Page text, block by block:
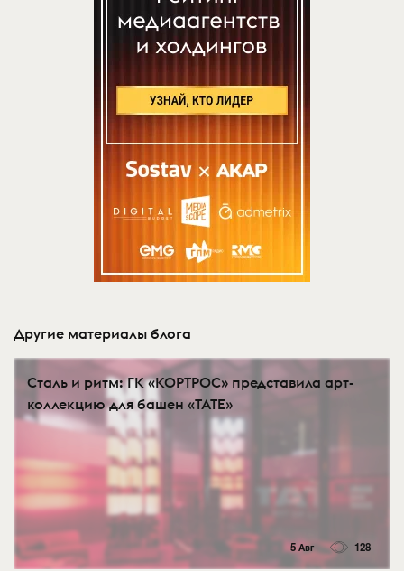
Другие материалы блога
Сталь и ритм: ГК «КОРТРОС» представила арт-
коллекцию для башен «TATE»
5 Авг 128